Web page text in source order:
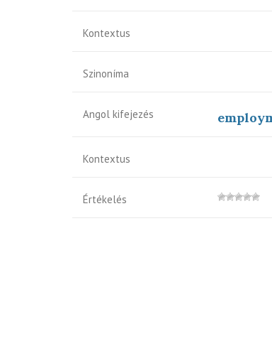
Kontextus
Szinoníma
Angol kifejezés
Kontextus
Értékelés